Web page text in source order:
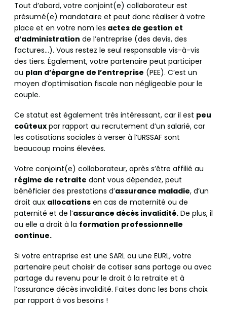
Tout d’abord, votre conjoint(e) collaborateur est
présumé(e) mandataire et peut donc réaliser à votre
place et en votre nom les actes de gestion et
d’administration de l’entreprise (des devis, des
factures…). Vous restez le seul responsable vis-à-vis
des tiers. Également, votre partenaire peut participer
au plan d’épargne de l’entreprise (PEE). C’est un
moyen d’optimisation fiscale non négligeable pour le
couple.
Ce statut est également très intéressant, car il est peu
coûteux par rapport au recrutement d’un salarié, car
les cotisations sociales à verser à l’URSSAF sont
beaucoup moins élevées.
Votre conjoint(e) collaborateur, après s’être affilié au
régime de retraite dont vous dépendez, peut
bénéficier des prestations d’assurance maladie, d’un
droit aux allocations en cas de maternité ou de
paternité et de l’assurance décès invalidité. De plus, il
ou elle a droit à la formation professionnelle
continue.
Si votre entreprise est une SARL ou une EURL, votre
partenaire peut choisir de cotiser sans partage ou avec
partage du revenu pour le droit à la retraite et à
l’assurance décès invalidité. Faites donc les bons choix
par rapport à vos besoins !